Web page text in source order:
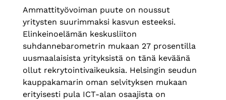
Ammattityövoiman puute on noussut
yritysten suurimmaksi kasvun esteeksi.
Elinkeinoelämän keskusliiton
suhdannebarometrin mukaan 27 prosentilla
uusmaalaisista yrityksistä on tänä keväänä
ollut rekrytointivaikeuksia. Helsingin seudun
kauppakamarin oman selvityksen mukaan
erityisesti pula ICT-alan osaajista on